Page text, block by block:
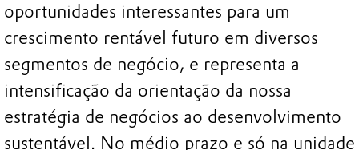
oportunidades interessantes para um
crescimento rentável futuro em diversos
segmentos de negócio, e representa a
intensificação da orientação da nossa
estratégia de negócios ao desenvolvimento
sustentável. No médio prazo e só na unidade